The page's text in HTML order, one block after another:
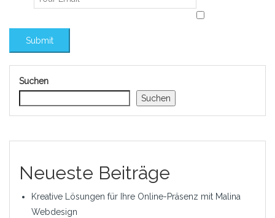
Suchen
Suchen
Neueste Beiträge
Kreative Lösungen für Ihre Online-Präsenz mit Malina
Webdesign